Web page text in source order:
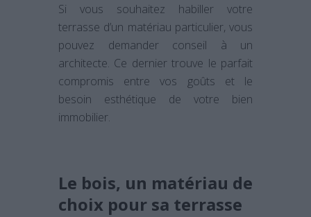
Si vous souhaitez habiller votre
terrasse d’un matériau particulier, vous
pouvez demander conseil à un
architecte. Ce dernier trouve le parfait
compromis entre vos goûts et le
besoin esthétique de votre bien
immobilier.
Le bois, un matériau de
choix pour sa terrasse